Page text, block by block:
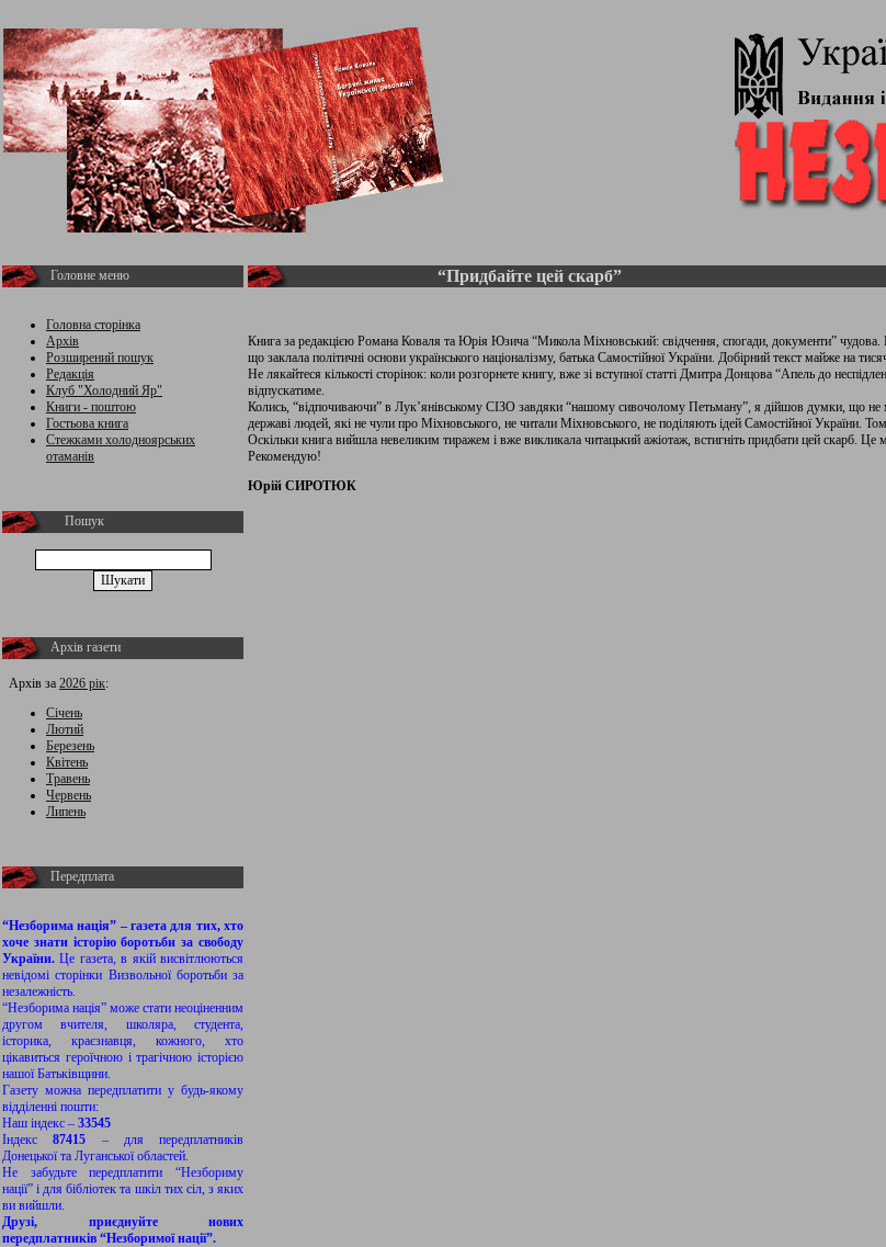
Головне меню
Головна сторінка
Архів
Розширений пошук
Редакція
Клуб "Холодний Яр"
Книги - поштою
Гостьова книга
Стежками холодноярських
отаманів
Пошук
Архів газети
Архів за 2026 рік:
Січень
Лютий
Березень
Квітень
Травень
Червень
Липень
Передплата
“Незборима нація” – газета для тих, хто
хоче знати історію боротьби за свободу
України.Це газета, в якій висвітлюються
невідомі сторінки Визвольної боротьби за
незалежність.
“Незборима нація” може стати неоціненним
другом вчителя, школяра, студента,
історика, краєзнавця, кожного, хто
цікавиться героїчною і трагічною історією
нашої Батьківщини.
Газету можна передплатити у будь-якому
відділенні пошти:
Наш індекс – 33545
Індекс87415 – для передплатників
Донецької та Луганської областей.
Не забудьте передплатити “Незбориму
нації” і для бібліотек та шкіл тих сіл, з яких
ви вийшли.
Друзі, приєднуйте нових
передплатників “Незборимої нації”.
“Придбайте цей скарб”
Книга за редакцією Романа Коваля та Юрія Юзича “Микола Міхновський: свідчення, спогади, документи” чудова.
що заклала політичні основи українського націоналізму, батька Самостійної України. Добірний текст майже на
Не лякайтеся кількості сторінок: коли розгорнете книгу, вже зі вступної статті Дмитра Донцова “Апель до
відпускатиме.
Колись, “відпочиваючи” в Лук’янівському СІЗО завдяки “нашому сивочолому Петьману”, я дійшов думки, що
державі людей, які не чули про Міхновського, не читали Міхновського, не поділяють ідей Самостійної України.
Оскільки книга вийшла невеликим тиражем і вже викликала читацький ажіотаж, встигніть придбати цей скарб. Це
Рекомендую!
Юрій СИРОТЮК